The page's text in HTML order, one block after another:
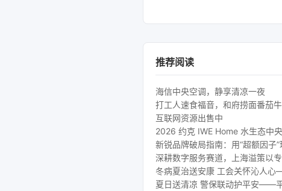
推荐阅读
海信中央空调，静享清凉一夜
打工人速食福音，和府捞面番茄牛
互联网资源出售中
2026 约克 IWE Home 水生态中
新锐品牌破局指南：用“超额因子
深耕数字服务赛道，上海溢策以
冬病夏治送安康 工会关怀沁人
夏日送清凉 警保联动护平安——